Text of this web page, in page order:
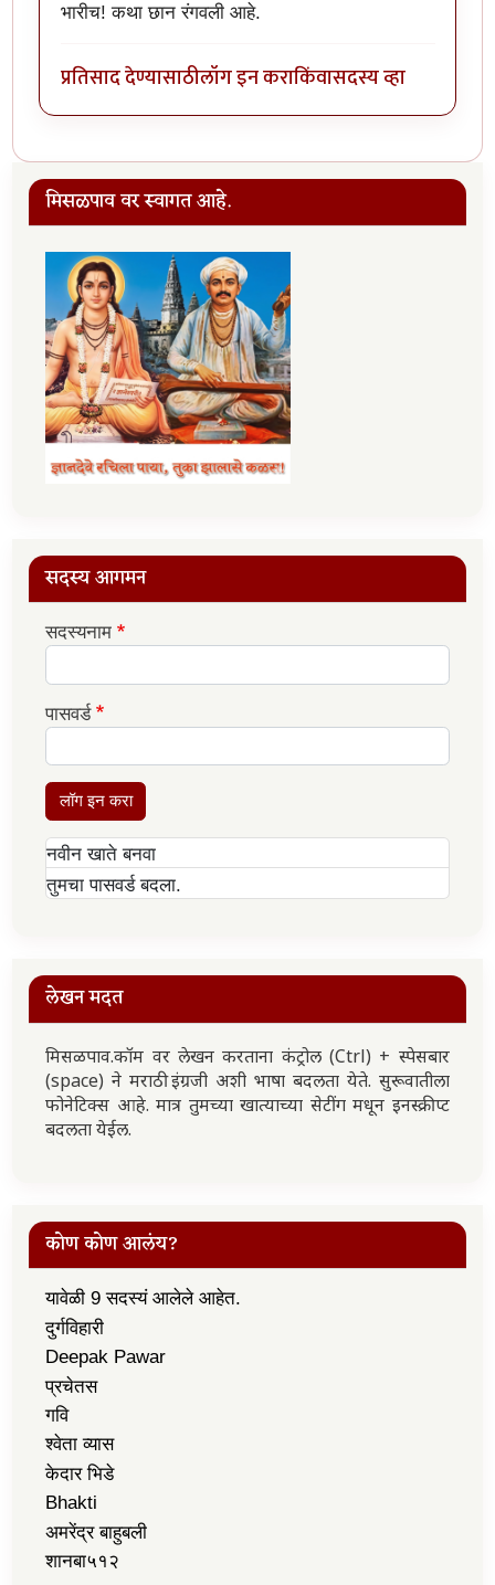
भारीच! कथा छान रंगवली आहे.
प्रतिसाद देण्यासाठीलॉग इन कराकिंवासदस्य व्हा
मिसळपाव वर स्वागत आहे.
सदस्य आगमन
सदस्यनाम
पासवर्ड
लॉग इन करा
नवीन खाते बनवा
तुमचा पासवर्ड बदला.
लेखन मदत
मिसळपाव.कॉम वर लेखन करताना कंट्रोल (Ctrl) + स्पेसबार
(space) ने मराठी इंग्रजी अशी भाषा बदलता येते. सुरूवातीला
फोनेटिक्स आहे. मात्र तुमच्या खात्याच्या सेटींग मधून इनस्क्रीप्ट
बदलता येईल.
कोण कोण आलंय?
यावेळी 9 सदस्यं आलेले आहेत.
दुर्गविहारी
Deepak Pawar
प्रचेतस
गवि
श्वेता व्यास
केदार भिडे
Bhakti
अमरेंद्र बाहुबली
शानबा५१२